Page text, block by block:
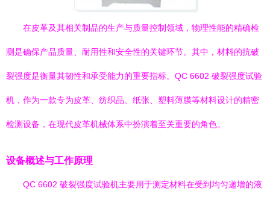
在皮革及其相关制品的生产与质量控制领域，物理性能的精确检
测是确保产品质量、耐用性和安全性的关键环节。其中，材料的抗破
裂强度是衡量其韧性和承受能力的重要指标。QC 6602 破裂强度试验
机，作为一款专为皮革、纺织品、纸张、塑料薄膜等材料设计的精密
检测设备，在现代皮革机械体系中扮演着至关重要的角色。
设备概述与工作原理
QC 6602 破裂强度试验机主要用于测定材料在受到均匀递增的液